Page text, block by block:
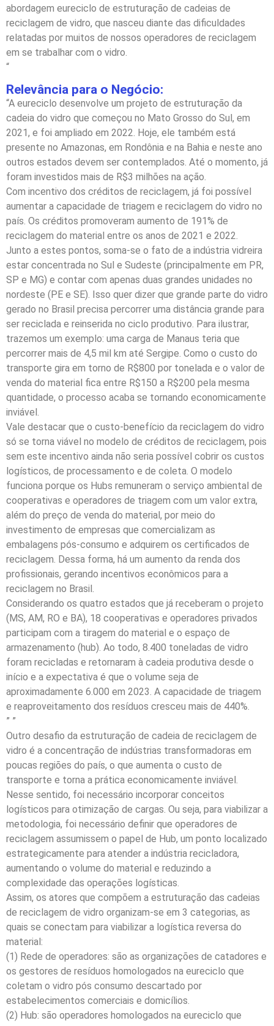
abordagem eureciclo de estruturação de cadeias de
reciclagem de vidro, que nasceu diante das dificuldades
relatadas por muitos de nossos operadores de reciclagem
em se trabalhar com o vidro.
“
Relevância para o Negócio:
“A eureciclo desenvolve um projeto de estruturação da
cadeia do vidro que começou no Mato Grosso do Sul, em
2021, e foi ampliado em 2022. Hoje, ele também está
presente no Amazonas, em Rondônia e na Bahia e neste ano
outros estados devem ser contemplados. Até o momento, já
foram investidos mais de R$3 milhões na ação.
Com incentivo dos créditos de reciclagem, já foi possível
aumentar a capacidade de triagem e reciclagem do vidro no
país. Os créditos promoveram aumento de 191% de
reciclagem do material entre os anos de 2021 e 2022.
Junto a estes pontos, soma-se o fato de a indústria vidreira
estar concentrada no Sul e Sudeste (principalmente em PR,
SP e MG) e contar com apenas duas grandes unidades no
nordeste (PE e SE). Isso quer dizer que grande parte do vidro
gerado no Brasil precisa percorrer uma distância grande para
ser reciclada e reinserida no ciclo produtivo. Para ilustrar,
trazemos um exemplo: uma carga de Manaus teria que
percorrer mais de 4,5 mil km até Sergipe. Como o custo do
transporte gira em torno de R$800 por tonelada e o valor de
venda do material fica entre R$150 a R$200 pela mesma
quantidade, o processo acaba se tornando economicamente
inviável.
Vale destacar que o custo-benefício da reciclagem do vidro
só se torna viável no modelo de créditos de reciclagem, pois
sem este incentivo ainda não seria possível cobrir os custos
logísticos, de processamento e de coleta. O modelo
funciona porque os Hubs remuneram o serviço ambiental de
cooperativas e operadores de triagem com um valor extra,
além do preço de venda do material, por meio do
investimento de empresas que comercializam as
embalagens pós-consumo e adquirem os certificados de
reciclagem. Dessa forma, há um aumento da renda dos
profissionais, gerando incentivos econômicos para a
reciclagem no Brasil.
Considerando os quatro estados que já receberam o projeto
(MS, AM, RO e BA), 18 cooperativas e operadores privados
participam com a tiragem do material e o espaço de
armazenamento (hub). Ao todo, 8.400 toneladas de vidro
foram recicladas e retornaram à cadeia produtiva desde o
início e a expectativa é que o volume seja de
aproximadamente 6.000 em 2023. A capacidade de triagem
e reaproveitamento dos resíduos cresceu mais de 440%.
” ”
Outro desafio da estruturação de cadeia de reciclagem de
vidro é a concentração de indústrias transformadoras em
poucas regiões do país, o que aumenta o custo de
transporte e torna a prática economicamente inviável.
Nesse sentido, foi necessário incorporar conceitos
logísticos para otimização de cargas. Ou seja, para viabilizar a
metodologia, foi necessário definir que operadores de
reciclagem assumissem o papel de Hub, um ponto localizado
estrategicamente para atender a indústria recicladora,
aumentando o volume do material e reduzindo a
complexidade das operações logísticas.
Assim, os atores que compõem a estruturação das cadeias
de reciclagem de vidro organizam-se em 3 categorias, as
quais se conectam para viabilizar a logística reversa do
material:
(1) Rede de operadores: são as organizações de catadores e
os gestores de resíduos homologados na eureciclo que
coletam o vidro pós consumo descartado por
estabelecimentos comerciais e domicílios.
(2) Hub: são operadores homologados na eureciclo que